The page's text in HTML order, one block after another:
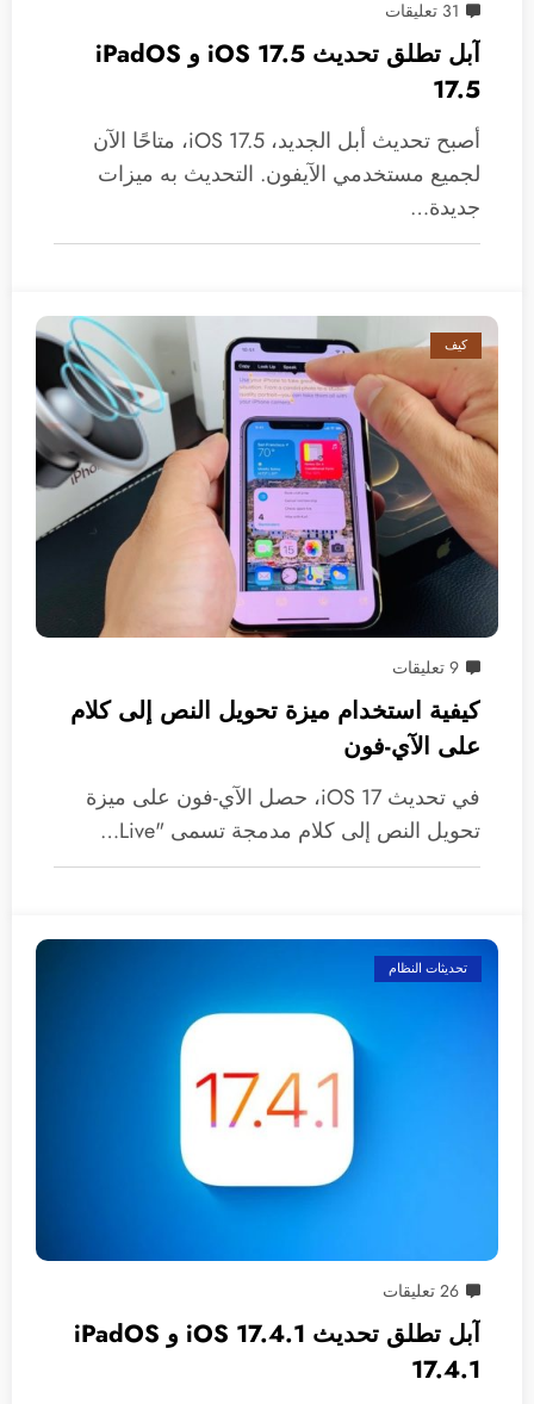
31 تعليقات
آبل تطلق تحديث 17.5 iOS و iPadOS
17.5
أصبح تحديث أبل الجديد، iOS 17.5، متاحًا الآن
لجميع مستخدمي الآيفون. التحديث به ميزات
جديدة…
كيف
9 تعليقات
كيفية استخدام ميزة تحويل النص إلى كلام
على الآي-فون
في تحديث iOS 17، حصل الآي-فون على ميزة
تحويل النص إلى كلام مدمجة تسمى "Live…
تحديثات النظام
26 تعليقات
آبل تطلق تحديث 17.4.1 iOS و iPadOS
17.4.1